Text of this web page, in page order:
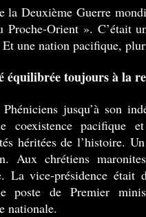
la Deuxième Guerre
Proche-Orient ». C’était
une nation pacifique,
équilibrée toujours à la
jusqu’à son
coexistence pacifique
héritées de l’histoire.
Aux chrétiens
La vice-présidence était
poste de Premier
nationale.